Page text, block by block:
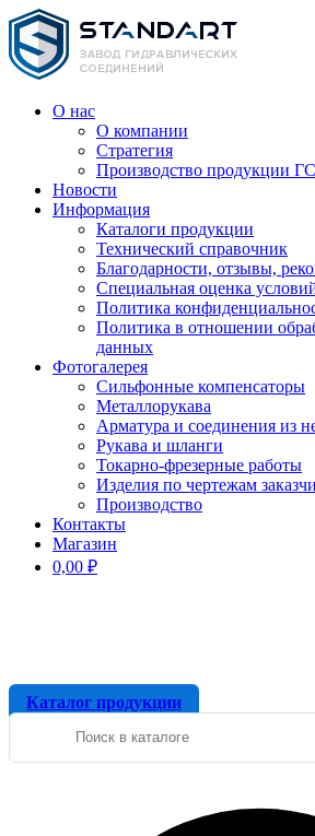
О нас
О компании
Стратегия
Производство продукции
Новости
Информация
Каталоги продукции
Технический справочник
Благодарности, отзывы,
Специальная оценка
Политика
Политика в отношении
данных
Фотогалерея
Сильфонные компенсаторы
Металлорукава
Арматура и соединения из
Рукава и шланги
Токарно-фрезерные работы
Изделия по чертежам
Производство
Контакты
Магазин
0,00 ₽
Каталог продукции